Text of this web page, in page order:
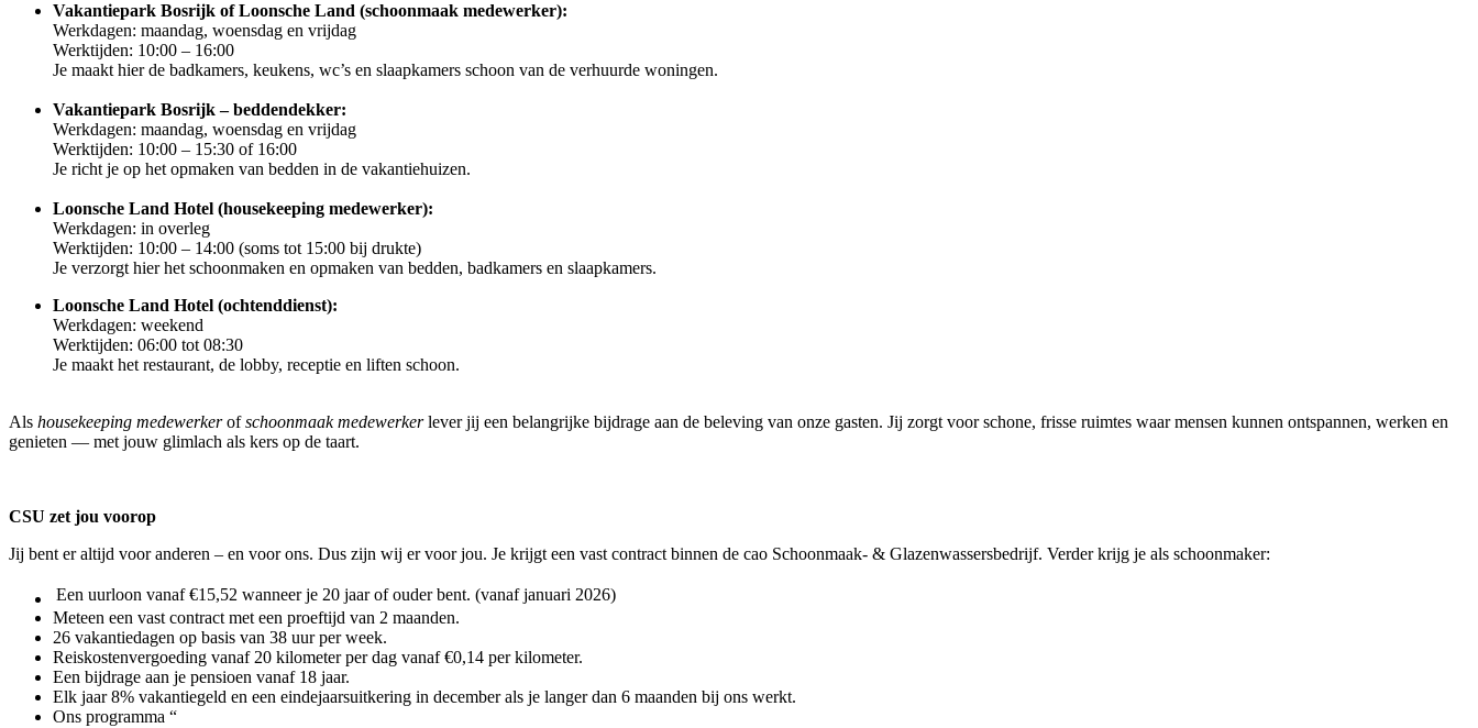
Vakantiepark Bosrijk of Loonsche Land (schoonmaak medewerker):
Werkdagen: maandag, woensdag en vrijdag
Werktijden: 10:00 – 16:00
Je maakt hier de badkamers, keukens, wc’s en slaapkamers schoon van de verhuurde woningen.
Vakantiepark Bosrijk – beddendekker:
Werkdagen: maandag, woensdag en vrijdag
Werktijden: 10:00 – 15:30 of 16:00
Je richt je op het opmaken van bedden in de vakantiehuizen.
Loonsche Land Hotel (housekeeping medewerker):
Werkdagen: in overleg
Werktijden: 10:00 – 14:00 (soms tot 15:00 bij drukte)
Je verzorgt hier het schoonmaken en opmaken van bedden, badkamers en slaapkamers.
Loonsche Land Hotel (ochtenddienst):
Werkdagen: weekend
Werktijden: 06:00 tot 08:30
Je maakt het restaurant, de lobby, receptie en liften schoon.
Als housekeeping medewerkerofschoonmaak medewerkerlever jij een belangrijke bijdrage aan de beleving van onze gasten. Jij zorgt voor schone, frisse ruimtes waar mensen kunnen ontspannen, werken en
genieten — met jouw glimlach als kers op de taart.
CSU zet jou voorop
Jij bent er altijd voor anderen – en voor ons. Dus zijn wij er voor jou. Je krijgt een vast contract binnen de cao Schoonmaak- & Glazenwassersbedrijf. Verder krijg je als schoonmaker:
Een uurloon vanaf €15,52 wanneer je 20 jaar of ouder bent. (vanaf januari 2026)
Meteen een vast contract met een proeftijd van 2 maanden.
26 vakantiedagen op basis van 38 uur per week.
Reiskostenvergoeding vanaf 20 kilometer per dag vanaf €0,14 per kilometer.
Een bijdrage aan je pensioen vanaf 18 jaar.
Elk jaar 8% vakantiegeld en een eindejaarsuitkering in december als je langer dan 6 maanden bij ons werkt.
Ons programma “